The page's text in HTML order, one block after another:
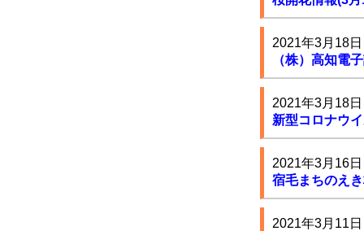
2021年3月18日
（株）高知電
2021年3月18日
新型コロナウ
2021年3月16日
宿毛まちのえ
2021年3月11日